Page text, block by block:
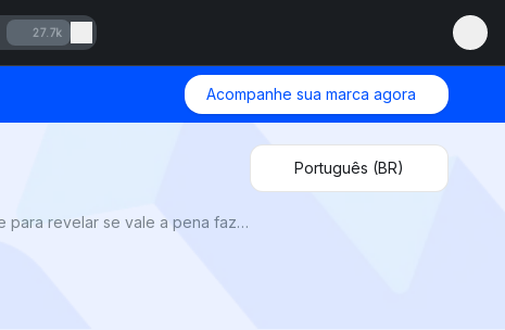
27.7k
Acompanhe sua marca agora
Nintendo Switch 2 vs 1 2025 pela Mention Network: AI Visibility compara potência, recursos e compatibilidade para revelar se vale a pena fazer o upgrade.
Português (BR)